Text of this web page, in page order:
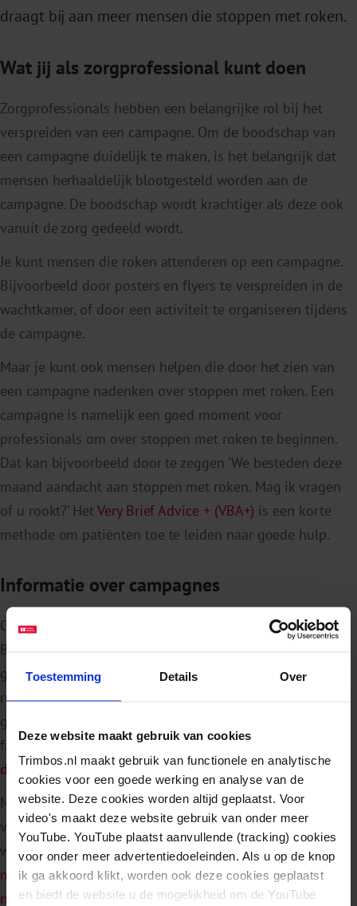
Toestemming Details Over
Deze website maakt gebruik van cookies
Trimbos.nl maakt gebruik van functionele en analytische
cookies voor een goede werking en analyse van de
website. Deze cookies worden altijd geplaatst. Voor
video's maakt deze website gebruik van onder meer
YouTube. YouTube plaatst aanvullende (tracking) cookies
voor onder meer advertentiedoeleinden. Als u op de knop
ik ga akkoord klikt, worden ook deze cookies geplaatst
en biedt de website u de mogelijkheid om de YouTube
draagt bij aan meer mensen die stoppen met roken.
Wat jij als zorgprofessional kunt doen
Zorgprofessionals hebben een belangrijke rol bij het
verspreiden van een campagne. Om de boodschap van
een campagne duidelijk te maken, is het belangrijk dat
mensen herhaaldelijk blootgesteld worden aan de
campagne. De boodschap wordt krachtiger als deze ook
vanuit de zorg gedeeld wordt.
Je kunt mensen die roken attenderen op een campagne.
Bijvoorbeeld door posters en flyers te verspreiden in de
wachtkamer, of door een activiteit te organiseren tijdens
de campagne.
Maar je kunt ook mensen helpen die door het zien van
een campagne nadenken over stoppen met roken. Een
campagne is namelijk een goed moment voor
professionals om over stoppen met roken te beginnen.
Dat kan bijvoorbeeld door te zeggen ‘We besteden deze
maand aandacht aan stoppen met roken. Mag ik vragen
of u rookt?’ HetVery Brief Advice + (VBA+) is een korte
methode om patiënten toe te leiden naar goede hulp.
Informatie over campagnes
Campagnes kunnen verschillende doelen hebben.
Bewustwordingscampagnes zijn er bijvoorbeeld op
gericht om mensen bewust te maken van de risico’s van
roken. Stopcampagnes hebben als doel rokers die
gemotiveerd zijn aan te zetten tot een stoppoging. In de
factsheet'Massamediacampagnes om roken terug te
dringen'kun je meer lezen over mediacampagnes.
Marc Willemsen, Programmahoofd Tabaksontmoediging
van het Trimbos-instituut heeft in een blog uitgelegd
waarom campagnes nog altijd belangrijk zijn:'Stoppen-
met-rokencampagnes blijven helaas nog lang
noodzakelijk' .